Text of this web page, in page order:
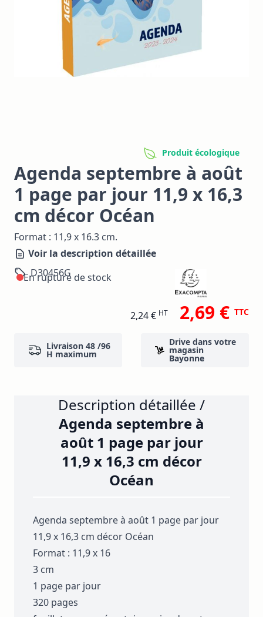
Produit écologique
Agenda septembre à août
1 page par jour 11,9 x 16,3
cm décor Océan
Format : 11,9 x 16.3 cm.
Voir la description détaillée
D30456G
En rupture de stock
2,24 € HT 2,69 € TTC
Livraison 48 /96
H maximum
Drive dans votre
magasin
Bayonne
Description détaillée /
Agenda septembre à
août 1 page par jour
11,9 x 16,3 cm décor
Océan
Agenda septembre à août 1 page par jour
11,9 x 16,3 cm décor Océan
Format : 11,9 x 16
3 cm
1 page par jour
320 pages